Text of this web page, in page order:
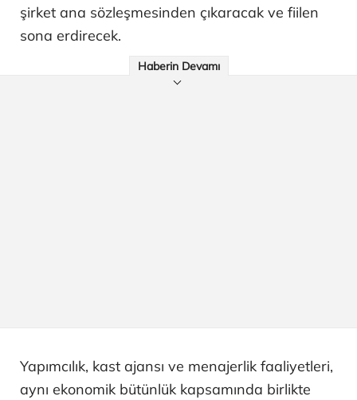
şirket ana sözleşmesinden çıkaracak ve fiilen
sona erdirecek.
Haberin Devamı
Yapımcılık, kast ajansı ve menajerlik faaliyetleri,
aynı ekonomik bütünlük kapsamında birlikte